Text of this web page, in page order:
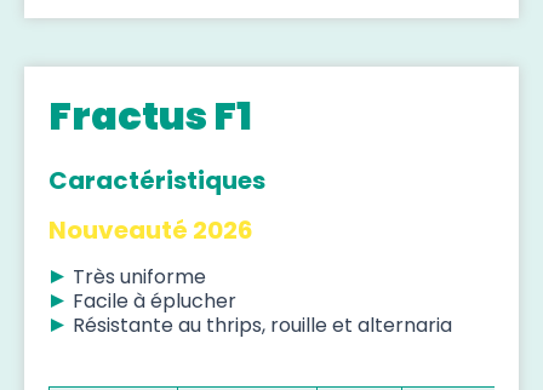
Fractus F1
Caractéristiques
Nouveauté 2026
Très uniforme
Facile à éplucher
Résistante au thrips, rouille et alternaria